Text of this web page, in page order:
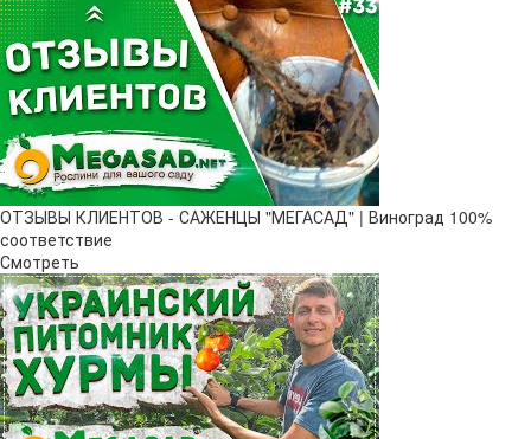
ОТЗЫВЫ КЛИЕНТОВ - САЖЕНЦЫ "МЕГАСАД" | Виноград 100%
соответствие
Смотреть